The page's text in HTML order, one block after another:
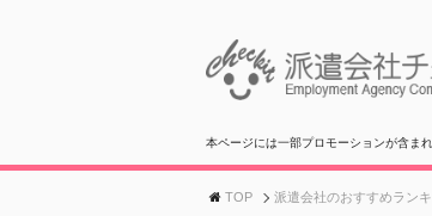
本ページには一部プロモーションが含まれ
TOP 派遣会社のおすすめラン